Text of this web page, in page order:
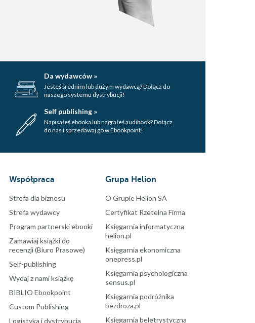
Da wydawców »
Jesteś średnim lub dużym wydawcą? Dołącz do
naszego systemu dystrybucji!
Self publishing »
Napisałeś ebooka lub nagrałeś audibook? Dołącz
do nas i sprzedawaj go w Ebookpoint!
Współpraca
Strefa dla biznesu
Strefa wydawcy
Program partnerski ebooki
Zamawiaj książki do
recenzji (Biuro Prasowe)
Self-publishing
Wydaj z nami książkę
BIBLIO Ebookpoint
Custom Publishing
Logistyka i dystrybucja
Grupa Helion
O Grupie Helion SA
Certyfikat Rzetelna Firma
Księgarnia informatyczna
helion.pl
Księgarnia ekonomiczna
onepress.pl
Księgarnia psychologiczna
sensus.pl
Księgarnia podróżnika
bezdroza.pl
Księgarnia beletrystyczna